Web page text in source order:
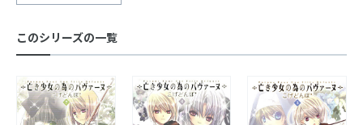
このシリーズの一覧